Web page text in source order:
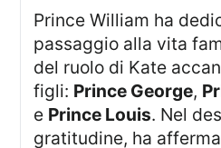
Prince William ha dedicato anche un
passaggio alla vita
del ruolo di Kate
figli: Prince George,
e Prince Louis. Nel
gratitudine, ha